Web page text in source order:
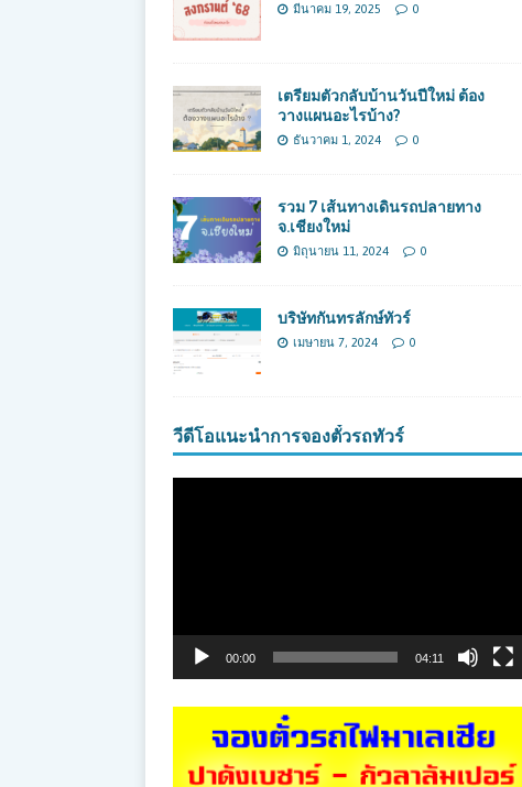
มีนาคม 19, 2025 0
เตรียมตัวกลับบ้านวันปีใหม่ ต้อง
วางแผนอะไรบ้าง?
ธันวาคม 1, 2024 0
รวม 7 เส้นทางเดินรถปลายทาง
จ.เชียงใหม่
มิถุนายน 11, 2024 0
บริษัทกันทรลักษ์ทัวร์
เมษายน 7, 2024 0
วีดีโอแนะนำการจองตั๋วรถทัวร์
00:00 04:11